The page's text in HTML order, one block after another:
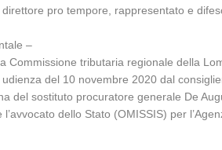
pro tempore, rappresentato e
–
Commissione tributaria regionale della
del 10 novembre 2020 dal
del sostituto procuratore generale De
dello Stato (OMISSIS) per